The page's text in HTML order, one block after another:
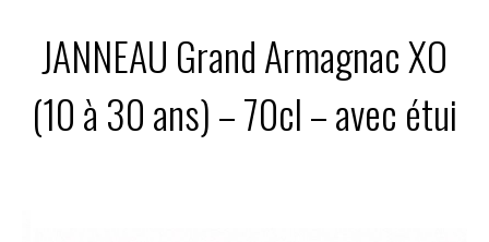
JANNEAU Grand Armagnac XO
(10 à 30 ans) – 70cl – avec étui